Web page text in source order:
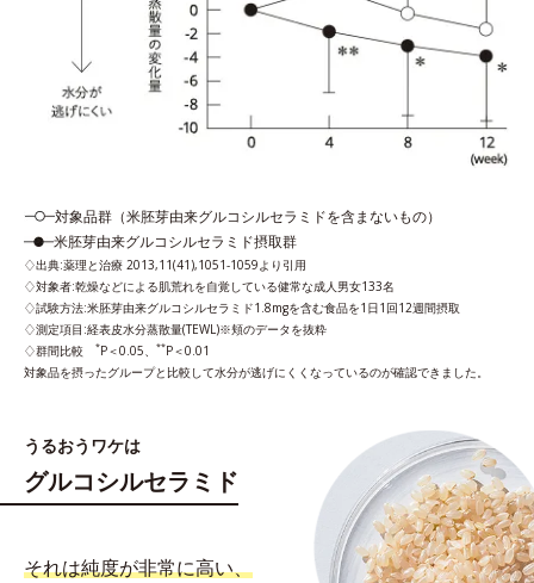
対象品群（米胚芽由来グルコシルセラミドを含まないもの）
米胚芽由来グルコシルセラミド摂取群
出典:薬理と治療 2013,11(41),1051-1059より引用
対象者:乾燥などによる肌荒れを自覚している健常な成人男女133名
試験方法:米胚芽由来グルコシルセラミド1.8mgを含む食品を1日1回12週間摂取
測定項目:経表皮水分蒸散量(TEWL)※頬のデータを抜粋
群間比較
*P＜0.05、 **P＜0.01
対象品を摂ったグループと比較して水分が逃げにくくなっているのが確認できました。
うるおうワケは
グルコシルセラミド
それは純度が非常に高い、